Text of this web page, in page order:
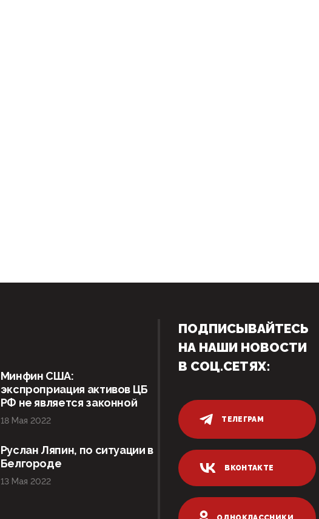
Минфин США:
экспроприация активов ЦБ
РФ не является законной
18 Мая 2022
Руслан Ляпин, по ситуации в
Белгороде
13 Мая 2022
ПОДПИСЫВАЙТЕСЬ
НА НАШИ НОВОСТИ
В СОЦ.СЕТЯХ:
ТЕЛЕГРАМ
ВКОНТАКТЕ